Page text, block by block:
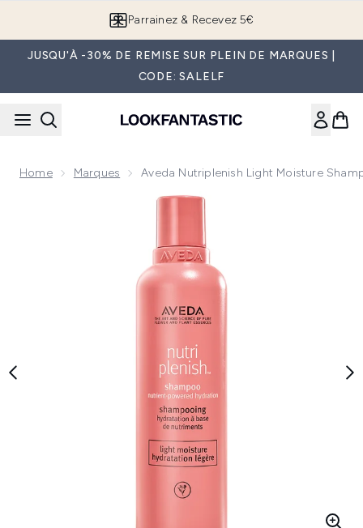
Parrainez & Recevez 5€
JUSQU'À -30% DE REMISE SUR PLEIN DE MARQUES |
CODE: SALELF
Home Marques Aveda Nutriplenish Light Moisture
Now showing image 1 Aveda Nutriplenish Light Moisture